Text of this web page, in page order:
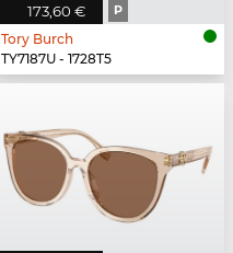
173,60 € P
Tory Burch
TY7187U - 1728T5